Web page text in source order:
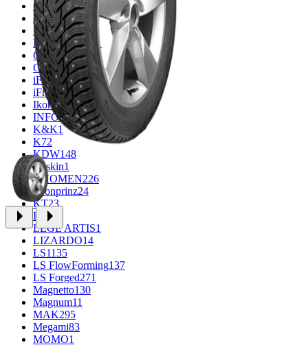
CROSS_STREET
31
Eurodisk1
FF30
FR REPLICA
1
GR34
Grizzly3
iFree914
iFree Original
Ikon1
INFORGED1
K&K1
K72
KDW148
Keskin1
KHOMEN226
Kronprinz24
KT23
LE
13
LEGE ARTIS1
LIZARDO14
LS1135
LS FlowForming137
LS Forged271
Magnetto130
Magnum11
MAK295
Megami83
MOMO1